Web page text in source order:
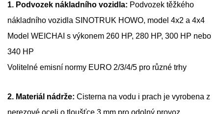
1. Podvozek nákladního vozidla: Podvozek těžkého
nákladního vozidla SINOTRUK HOWO, model 4x2 a 4x4
Model WEICHAI s výkonem 260 HP, 280 HP, 300 HP nebo
340 HP
Volitelné emisní normy EURO 2/3/4/5 pro různé trhy
2. Materiál nádrže: Cisterna na vodu i prach je vyrobena z